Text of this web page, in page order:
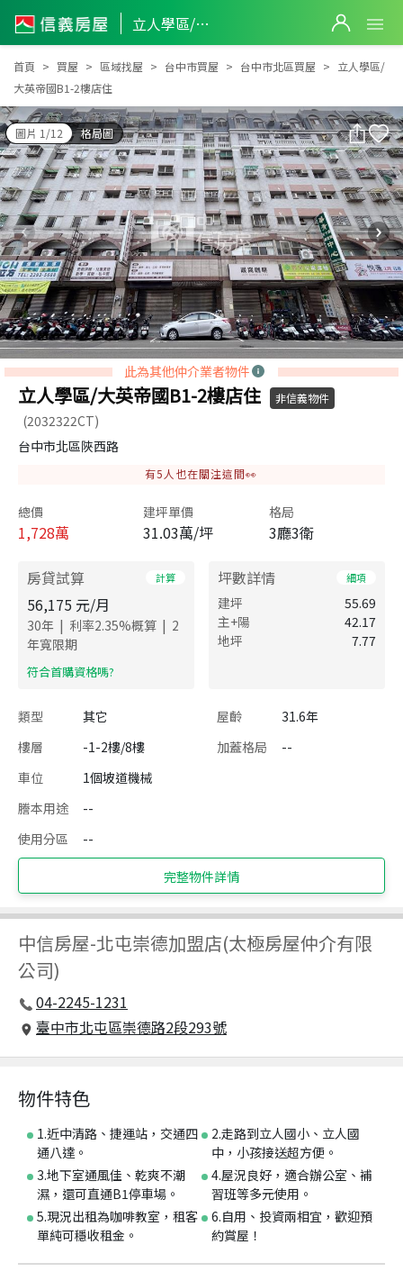
立人學區/大英帝國B1-2樓店住
立人學區/大英帝國B1-2樓店住
首頁 買屋 區域找屋 台中市買屋 台中市北區買屋
立人學區/
大英帝國B1-2樓店住
圖片 1/12 格局圖
此為其他仲介業者物件
立人學區/大英帝國B1-2樓店住 非信義物件
(2032322CT)
台中市北區陜西路
有5 人也在關注這間👀
總價
1,728萬
建坪單價
31.03萬/坪
格局
3廳3衛
房貸試算 計算
56,175 元/月
30年 | 利率2.35%概算 | 2
年寬限期
​符合首購資格嗎?
坪數詳情 細項
建坪
55.69
主+陽
42.17
地坪
7.77
類型 其它 屋齡
31.6年
樓層
-1-2樓/8樓 加蓋格局
--
車位
1個坡道機械
謄本用途
--
使用分區
--
完整物件詳情
中信房屋-北屯崇德加盟店(太極房屋仲介有限
公司)
04-2245-1231
臺中市北屯區崇德路2段293號
物件特色
1.近中清路、捷運站，交通四
通八達。
2.走路到立人國小、立人國
中，小孩接送超方便。
3.地下室通風佳、乾爽不潮
濕，還可直通B1停車場。
4.屋況良好，適合辦公室、補
習班等多元使用。
5.現況出租為咖啡教室，租客
單純可穩收租金。
6.自用、投資兩相宜，歡迎預
約賞屋！